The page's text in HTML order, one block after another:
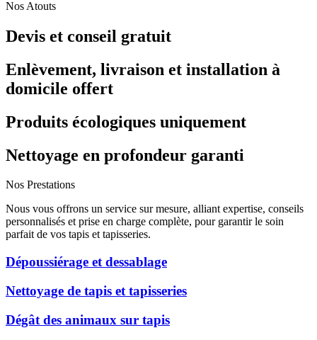
Nos Atouts
Devis et conseil gratuit
Enlèvement, livraison et installation à
domicile offert
Produits écologiques uniquement
Nettoyage en profondeur garanti
Nos Prestations
Nous vous offrons un service sur mesure, alliant expertise, conseils
personnalisés et prise en charge complète, pour garantir le soin
parfait de vos tapis et tapisseries.
Dépoussiérage et dessablage
Nettoyage de tapis et tapisseries
Dégât des animaux sur tapis